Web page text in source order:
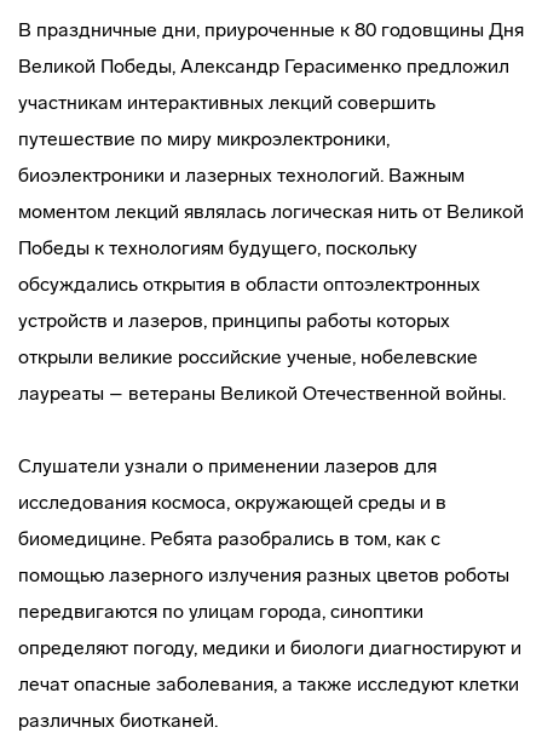
В праздничные дни, приуроченные к 80 годовщины Дня
Великой Победы, Александр Герасименко предложил
участникам интерактивных лекций совершить
путешествие по миру микроэлектроники,
биоэлектроники и лазерных технологий. Важным
моментом лекций являлась логическая нить от Великой
Победы к технологиям будущего, поскольку
обсуждались открытия в области оптоэлектронных
устройств и лазеров, принципы работы которых
открыли великие российские ученые, нобелевские
лауреаты – ветераны Великой Отечественной войны.
Слушатели узнали о применении лазеров для
исследования космоса, окружающей среды и в
биомедицине. Ребята разобрались в том, как с
помощью лазерного излучения разных цветов роботы
передвигаются по улицам города, синоптики
определяют погоду, медики и биологи диагностируют и
лечат опасные заболевания, а также исследуют клетки
различных биотканей.